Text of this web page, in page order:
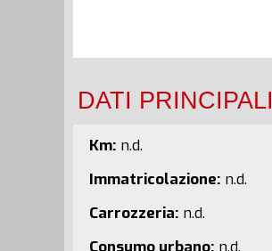
DATI PRINCIPALI
Km:n.d.
Immatricolazione:n.d.
Carrozzeria:n.d.